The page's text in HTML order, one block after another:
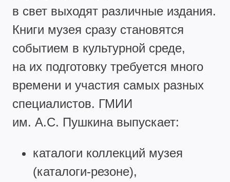
в свет выходят различные издания.
Книги музея сразу становятся
событием в культурной среде,
на их подготовку требуется много
времени и участия самых разных
специалистов. ГМИИ
им. А.С. Пушкина выпускает:
каталоги коллекций музея
(каталоги-резоне),